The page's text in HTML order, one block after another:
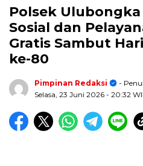
Polsek
Sosial dan
Gratis Sambut
ke-80
Pimpinan Redaksi
-
Selasa, 23 Juni 2026 - 20:32